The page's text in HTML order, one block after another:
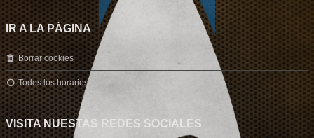
IR A LA PÁGINA
Borrar cookies
Todos los horarios son
VISITA NUESTAS REDES SOCIALES